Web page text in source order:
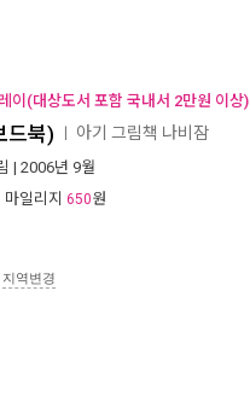
이(대상도서 포함 국내서 2만원 이상)
드북) 아기 그림책 나비잠
| 2006년 9월
일리지 650원
지역변경